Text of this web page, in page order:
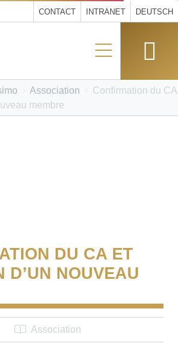
CONTACT INTRANET DEUTSCH
Association
Confirmation du CA
membre
DU CA ET
D’UN NOUVEAU
Association